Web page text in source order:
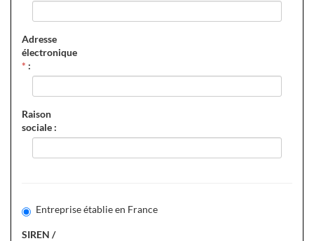
Adresse
électronique
* :
Raison
sociale :
Entreprise établie en France
SIREN /